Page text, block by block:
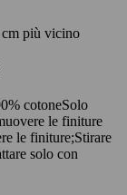
cm più vicino
cotoneSolo
le finiture
le finiture;Stirare
solo con